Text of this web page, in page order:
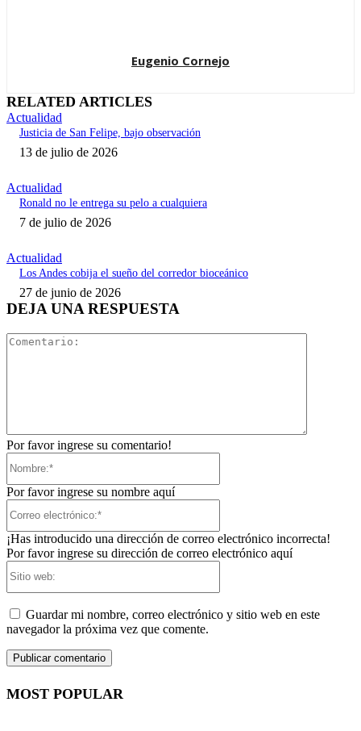
Eugenio Cornejo
RELATED ARTICLES
Actualidad
Justicia de San Felipe, bajo observación
13 de julio de 2026
Actualidad
Ronald no le entrega su pelo a cualquiera
7 de julio de 2026
Actualidad
Los Andes cobija el sueño del corredor bioceánico
27 de junio de 2026
DEJA UNA RESPUESTA
Por favor ingrese su comentario!
Por favor ingrese su nombre aquí
¡Has introducido una dirección de correo electrónico incorrecta!
Por favor ingrese su dirección de correo electrónico aquí
Guardar mi nombre, correo electrónico y sitio web en este
navegador la próxima vez que comente.
MOST POPULAR